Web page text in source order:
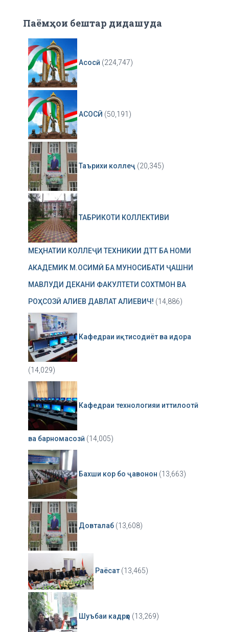
Паёмҳои бештар дидашуда
Асосӣ (224,747)
АСОСӢ (50,191)
Таърихи коллеҷ (20,345)
ТАБРИКОТИ КОЛЛЕКТИВИ
МЕҲНАТИИ КОЛЛЕҶИ ТЕХНИКИИ ДТТ БА НОМИ
АКАДЕМИК М.ОСИМӢ БА МУНОСИБАТИ ҶАШНИ
МАВЛУДИ ДЕКАНИ ФАКУЛТЕТИ СОХТМОН ВА
РОҲСОЗӢ АЛИЕВ ДАВЛАТ АЛИЕВИЧ! (14,886)
Кафедраи иқтисодиёт ва идора
(14,029)
Кафедраи технологияи иттилоотӣ
ва барномасозӣ (14,005)
Бахши кор бо ҷавонон (13,663)
Довталаб (13,608)
Раёсат (13,465)
Шуъбаи кадрҳо (13,269)